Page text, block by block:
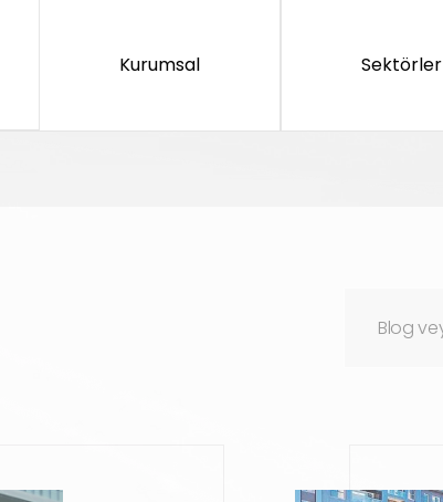
Kurumsal Sektörler